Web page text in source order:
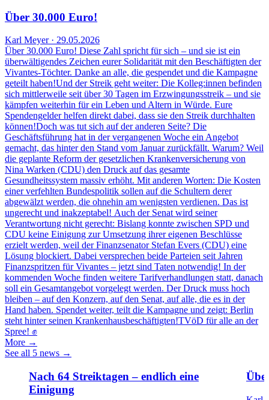
Über 30.000 Euro!
Karl Meyer · 29.05.2026
Über 30.000 Euro! Diese Zahl spricht für sich – und sie ist ein
überwältigendes Zeichen eurer Solidarität mit den Beschäftigten der
Vivantes-Töchter. Danke an alle, die gespendet und die Kampagne
geteilt haben!Und der Streik geht weiter: Die Kolleg:innen befinden
sich mittlerweile seit über 30 Tagen im Erzwingungsstreik – und sie
kämpfen weiterhin für ein Leben und Altern in Würde. Eure
Spendengelder helfen direkt dabei, dass sie den Streik durchhalten
können!Doch was tut sich auf der anderen Seite? Die
Geschäftsführung hat in der vergangenen Woche ein Angebot
gemacht, das hinter den Stand vom Januar zurückfällt. Warum? Weil
die geplante Reform der gesetzlichen Krankenversicherung von
Nina Warken (CDU) den Druck auf das gesamte
Gesundheitssystem massiv erhöht. Mit anderen Worten: Die Kosten
einer verfehlten Bundespolitik sollen auf die Schultern derer
abgewälzt werden, die ohnehin am wenigsten verdienen. Das ist
ungerecht und inakzeptabel! Auch der Senat wird seiner
Verantwortung nicht gerecht: Bislang konnte zwischen SPD und
CDU keine Einigung zur Umsetzung ihrer eigenen Beschlüsse
erzielt werden, weil der Finanzsenator Stefan Evers (CDU) eine
Lösung blockiert. Dabei versprechen beide Parteien seit Jahren
Finanzspritzen für Vivantes – jetzt sind Taten notwendig! In der
kommenden Woche finden weitere Tarifverhandlungen statt, danach
soll ein Gesamtangebot vorgelegt werden. Der Druck muss hoch
bleiben – auf den Konzern, auf den Senat, auf alle, die es in der
Hand haben. Spendet weiter, teilt die Kampagne und zeigt: Berlin
steht hinter seinen Krankenhausbeschäftigten!TVöD für alle an der
Spree! ✊
More →
See all 5 news →
Nach 64 Streiktagen – endlich eine
Einigung